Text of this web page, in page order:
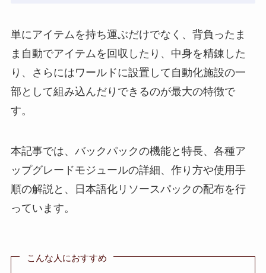
単にアイテムを持ち運ぶだけでなく、背負ったま
ま自動でアイテムを回収したり、中身を精錬した
り、さらにはワールドに設置して自動化施設の一
部として組み込んだりできるのが最大の特徴で
す。
本記事では、バックパックの機能と特長、各種ア
ップグレードモジュールの詳細、作り方や使用手
順の解説と、日本語化リソースパックの配布を行
っています。
こんな人におすすめ